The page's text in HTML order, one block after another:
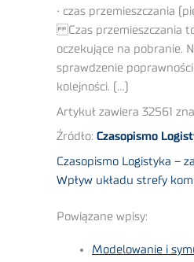
• czas przemieszczania
Czas przemieszczania to
oczekujące na pobranie.
sprawdzenie
kolejności. (…)
Artykuł zawiera 32561
Źródło: Czasopismo
Czasopismo Logistyka –
Wpływ układu strefy
Powiązane wpisy:
Modelowanie i